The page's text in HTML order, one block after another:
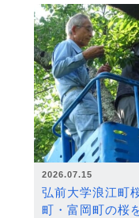
2026.07.15
弘前大学浪江町
町・富岡町の桜